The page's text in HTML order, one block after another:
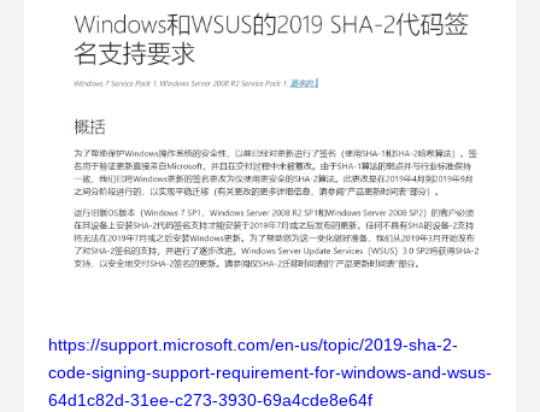
https://support.microsoft.com/en-us/topic/2019-sha-2-
code-signing-support-requirement-for-windows-and-wsus-
64d1c82d-31ee-c273-3930-69a4cde8e64f